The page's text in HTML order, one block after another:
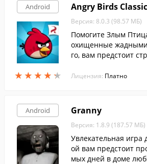
Android
★ ★ ★ ★ ★
★ ★ ★ ★ ★
Angry Birds Classic
Версия: 8.0.3 (98.57 МБ)
Помогите Злым
охищенные
го, вам предстоит
Лицензия: Платно
Android Granny
Версия: 1.8.9 (187.57 МБ)
Увлекательная игра
ой вам предстоит
мых дней в доме